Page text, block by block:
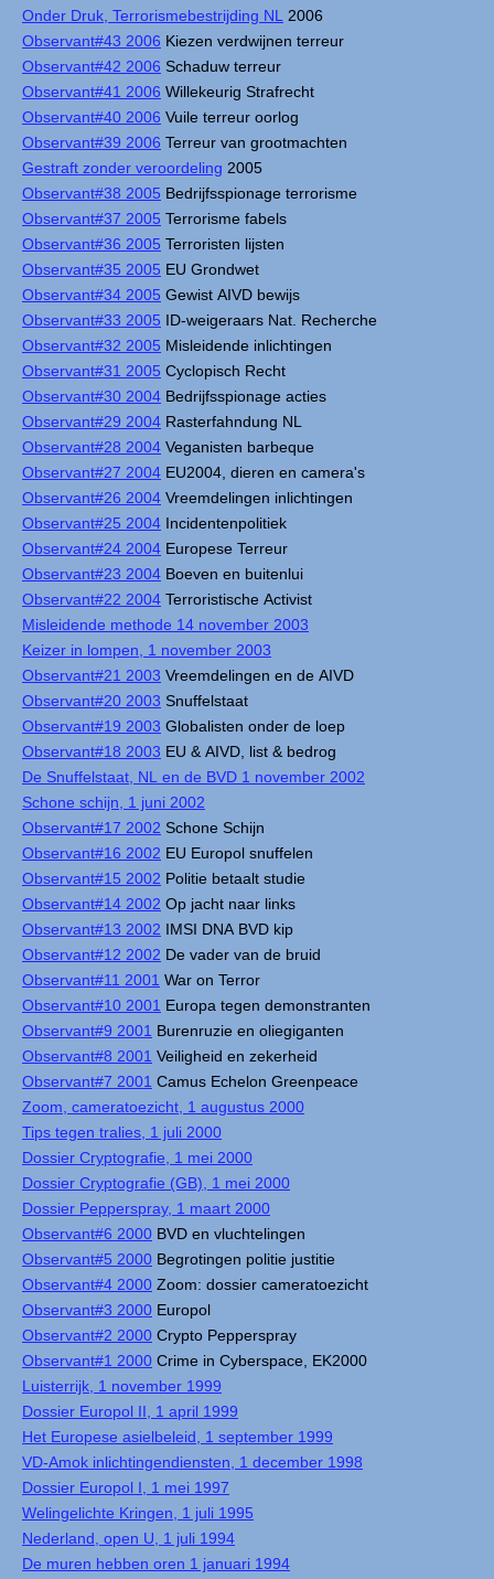
Onder Druk, Terrorismebestrijding NL
2006
Observant#43 2006 Kiezen verdwijnen terreur
Observant#42 2006 Schaduw terreur
Observant#41 2006 Willekeurig Strafrecht
Observant#40 2006 Vuile terreur oorlog
Observant#39 2006 Terreur van grootmachten
Gestraft zonder veroordeling 2005
Observant#38 2005 Bedrijfsspionage terrorisme
Observant#37 2005 Terrorisme fabels
Observant#36 2005 Terroristen lijsten
Observant#35 2005 EU Grondwet
Observant#34 2005 Gewist AIVD bewijs
Observant#33 2005 ID-weigeraars Nat. Recherche
Observant#32 2005 Misleidende inlichtingen
Observant#31 2005 Cyclopisch Recht
Observant#30 2004 Bedrijfsspionage acties
Observant#29 2004 Rasterfahndung NL
Observant#28 2004 Veganisten barbeque
Observant#27 2004 EU2004, dieren en camera's
Observant#26 2004 Vreemdelingen inlichtingen
Observant#25 2004 Incidentenpolitiek
Observant#24 2004 Europese Terreur
Observant#23 2004 Boeven en buitenlui
Observant#22 2004 Terroristische Activist
Misleidende methode 14 november 2003
Keizer in lompen, 1 november 2003
Observant#21 2003 Vreemdelingen en de AIVD
Observant#20 2003 Snuffelstaat
Observant#19 2003 Globalisten onder de loep
Observant#18 2003 EU & AIVD, list & bedrog
De Snuffelstaat, NL en de BVD 1 november 2002
Schone schijn, 1 juni 2002
Observant#17 2002 Schone Schijn
Observant#16 2002 EU Europol snuffelen
Observant#15 2002 Politie betaalt studie
Observant#14 2002 Op jacht naar links
Observant#13 2002 IMSI DNA BVD kip
Observant#12 2002 De vader van de bruid
Observant#11 2001 War on Terror
Observant#10 2001 Europa tegen demonstranten
Observant#9 2001 Burenruzie en oliegiganten
Observant#8 2001 Veiligheid en zekerheid
Observant#7 2001 Camus Echelon Greenpeace
Zoom, cameratoezicht, 1 augustus 2000
Tips tegen tralies, 1 juli 2000
Dossier Cryptografie, 1 mei 2000
Dossier Cryptografie (GB), 1 mei 2000
Dossier Pepperspray, 1 maart 2000
Observant#6 2000 BVD en vluchtelingen
Observant#5 2000 Begrotingen politie justitie
Observant#4 2000 Zoom: dossier cameratoezicht
Observant#3 2000 Europol
Observant#2 2000 Crypto Pepperspray
Observant#1 2000 Crime in Cyberspace, EK2000
Luisterrijk, 1 november 1999
Dossier Europol II, 1 april 1999
Het Europese asielbeleid, 1 september 1999
VD-Amok inlichtingendiensten, 1 december 1998
Dossier Europol I, 1 mei 1997
Welingelichte Kringen, 1 juli 1995
Nederland, open U, 1 juli 1994
De muren hebben oren 1 januari 1994